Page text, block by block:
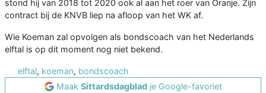
stond hij van 2018 tot 2020 ook al aan het roer van Oranje. Zijn
contract bij de KNVB liep na afloop van het WK af.
Wie Koeman zal opvolgen als bondscoach van het Nederlands
elftal is op dit moment nog niet bekend.
elftal, koeman, bondscoach
Maak Sittardsdagbladje Google-favoriet